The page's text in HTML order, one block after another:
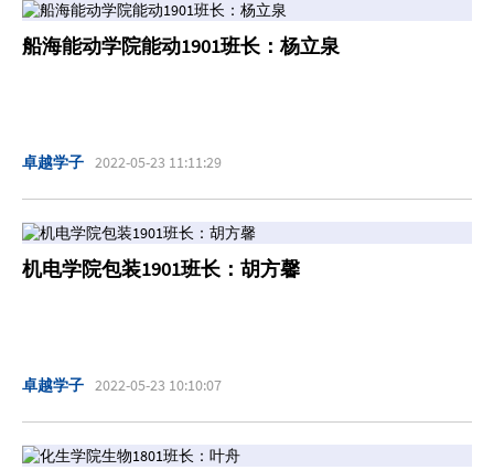
船海能动学院能动1901班长：杨立泉
卓越学子 2022-05-23 11:11:29
机电学院包装1901班长：胡方馨
卓越学子 2022-05-23 10:10:07